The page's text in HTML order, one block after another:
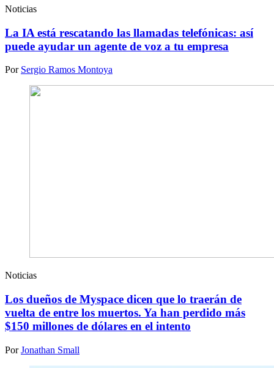
Noticias
La IA está rescatando las llamadas telefónicas: así
puede ayudar un agente de voz a tu empresa
Por Sergio Ramos Montoya
Noticias
Los dueños de Myspace dicen que lo traerán de
vuelta de entre los muertos. Ya han perdido más
$150 millones de dólares en el intento
PorJonathan Small